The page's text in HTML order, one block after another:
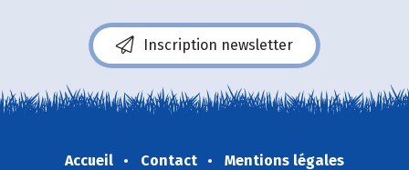
Inscription newsletter
Accueil Contact
Mentions légales